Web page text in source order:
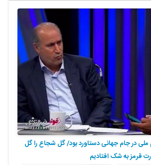
ملی در جام جهانی دستاورد بود/ گل شجاع را گل
قرمز به شک افتادیم